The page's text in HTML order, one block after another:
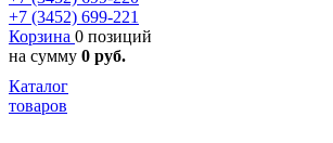
+7 (3452) 699-221
Корзина 0 позиций
на сумму 0 руб.
Каталог
товаров